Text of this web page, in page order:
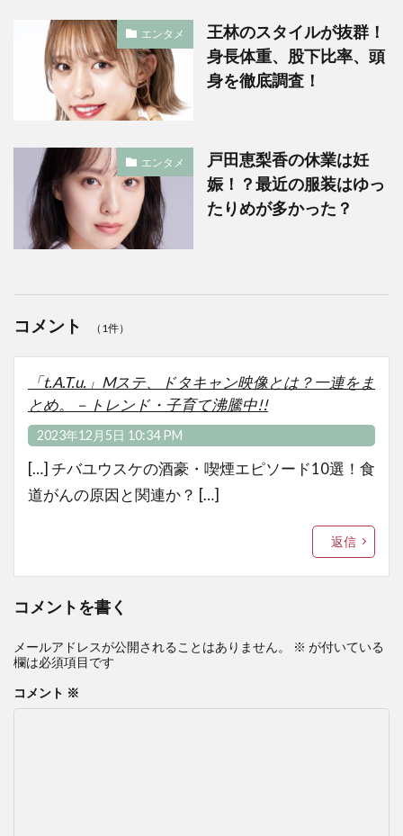
エンタメ
王林のスタイルが抜群！
身長体重、股下比率、頭
身を徹底調査！
エンタメ
戸田恵梨香の休業は妊
娠！？最近の服装はゆっ
たりめが多かった？
コメント （1件）
「t.A.T.u.」Mステ、ドタキャン映像とは？一連をま
とめ。－トレンド・子育て沸騰中!!
2023年12月5日 10:34 PM
[…] チバユウスケの酒豪・喫煙エピソード10選！食
道がんの原因と関連か？ […]
返信
コメントを書く
メールアドレスが公開されることはありません。 ※ が付いている
欄は必須項目です
コメント ※